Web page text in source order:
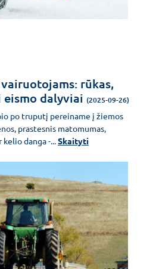
rūkas,
dalyviai (2025-09-26)
po truputį pereiname į žiemos
prastesnis matomumas,
danga -...Skaityti